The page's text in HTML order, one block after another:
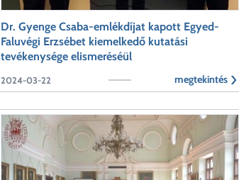
Dr. Gyenge Csaba-emlékdíjat kapott Egyed-
Faluvégi Erzsébet kiemelkedő kutatási
tevékenysége elismeréséül
megtekintés
2024-03-22